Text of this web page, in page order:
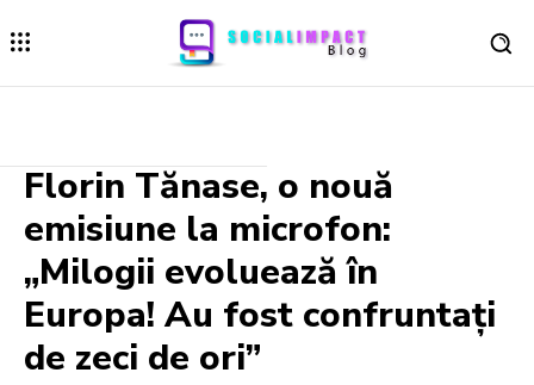
Florin Tănase, o nouă
emisiune la microfon:
„Milogii evoluează în
Europa! Au fost confruntați
de zeci de ori”